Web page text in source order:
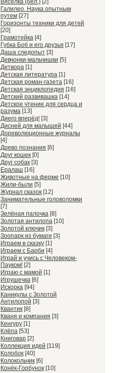
Вяселка (бел.) [2]
Галилео. Наука опытным
путем [27]
Горизонты техники для детей
[20]
Грамотейка [4]
Губка Боб и его друзья [17]
Даша следопыт [3]
Девчонки-мальчишки [5]
Детвора [1]
Детская литература [1]
Детская роман-газета [16]
Детская энциклопедия [16]
Детский развивашка [14]
Детское чтение для сердца и
разума [13]
Диего вперёд! [3]
Дисней для малышей [44]
Дореволюционные журналы
[4]
Древо познания [6]
Друг кошек [0]
Друг собак [3]
Ералаш [16]
Животные на ферме [10]
Жили-были [5]
Журнал сказок [12]
Занимательные головоломки
[7]
Зелёная палочка [8]
Золотая антилопа [10]
Золотой ключик [3]
Зоопарк из бумаги [3]
Играем в сказку [1]
Играем с Барби [4]
Играй и учись с Человеком-
Пауком! [2]
Играю с мамой [1]
Игрушечка [6]
Искорка [94]
Каникулы с Золотой
Антилопой [3]
Квантик [8]
Кваня и компания [3]
Кенгуру [1]
Клёпа [53]
Книговар [2]
Коллекция идей [119]
Колобок [40]
Колокольчик [6]
Конёк-Горбунок [10]